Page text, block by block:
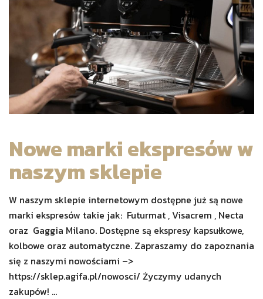
Nowe marki ekspresów w
naszym sklepie
W naszym sklepie internetowym dostępne już są nowe
marki ekspresów takie jak: Futurmat , Visacrem , Necta
oraz Gaggia Milano. Dostępne są ekspresy kapsułkowe,
kolbowe oraz automatyczne. Zapraszamy do zapoznania
się z naszymi nowościami –>
https://sklep.agifa.pl/nowosci/ Życzymy udanych
zakupów! ...